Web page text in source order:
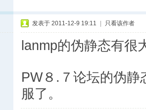
发表于 2011-12-9 19:11 只看该作者
lanmp的伪静态有很
PW８.７论坛的伪
服了。